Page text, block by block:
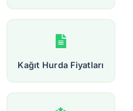
Kağıt Hurda Fiyatları